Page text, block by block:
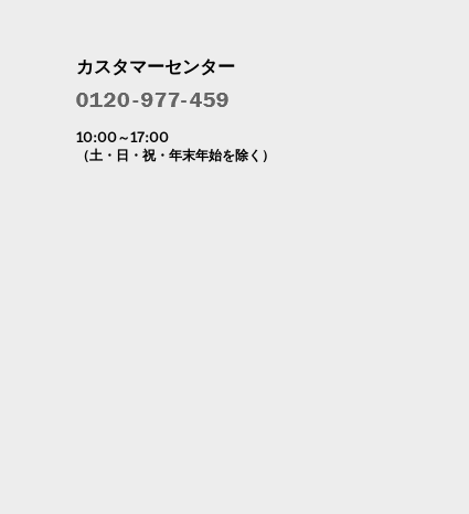
カスタマーセンター
10:00～17:00
（土・日・祝・年末年始を除く）